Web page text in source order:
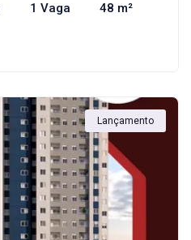
1 Vaga 48 m²
Lançamento